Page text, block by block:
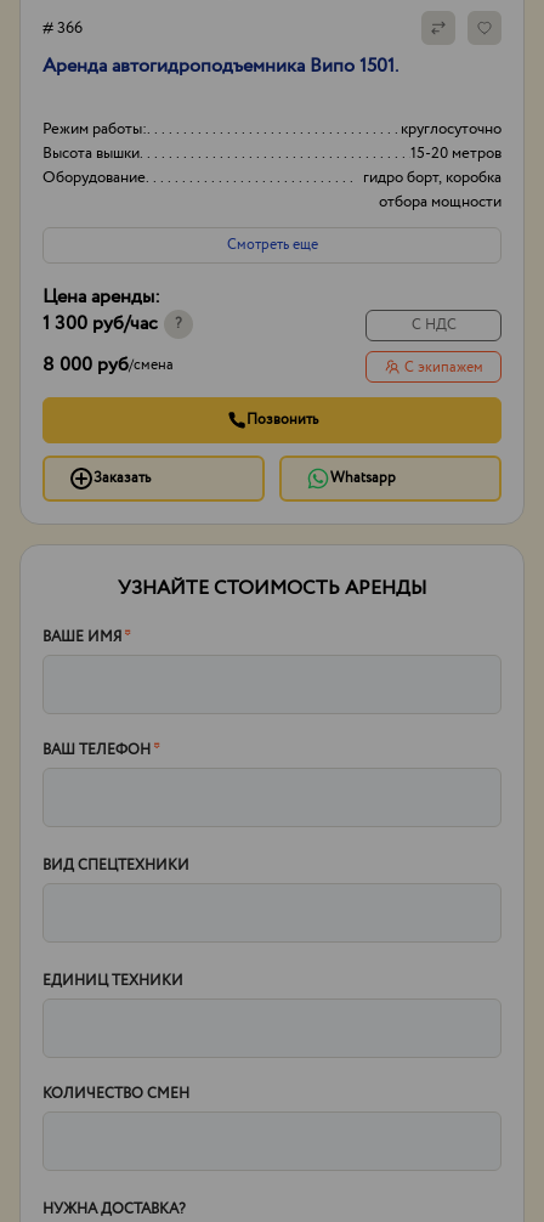
# 366
Аренда автогидроподъемника Випо 1501.
Режим работы:
круглосуточно
Высота вышки
15-20 метров
Оборудование
гидро борт, коробка
отбора мощности
(ком)
Смотреть еще
Цена аренды:
1 300 руб/час ?
8 000 руб/смена
С НДС
С экипажем
Позвонить
Заказать Whatsapp
УЗНАЙТЕ СТОИМОСТЬ АРЕНДЫ
ВАШЕ ИМЯ*
ВАШ ТЕЛЕФОН*
ВИД СПЕЦТЕХНИКИ
ЕДИНИЦ ТЕХНИКИ
КОЛИЧЕСТВО СМЕН
НУЖНА ДОСТАВКА?